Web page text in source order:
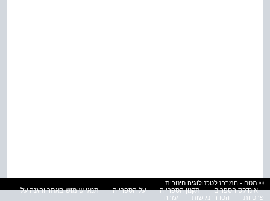
© מטח - המרכז לטכנולוגיה חינוכית
אינדקס הספרים
תקנון הספרייה על הספרייה
תנאי שימוש באתר והגנה על
פרטיות
הסדרי נגישות עזרה